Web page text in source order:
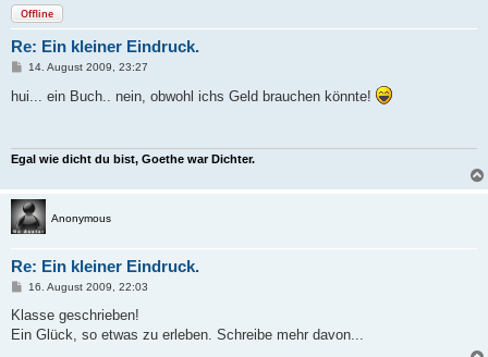
Offline
Re: Ein kleiner Eindruck.
B
i
t
14. August 2009, 23:27
hui... ein Buch.. nein, obwohl ichs Geld brauchen könnte!
Egal wie dicht du bist, Goethe war Dichter.
Anonymous
Re: Ein kleiner Eindruck.
B
i
r
16. August 2009, 22:03
Klasse geschrieben!
Ein Glück, so etwas zu erleben. Schreibe mehr davon...